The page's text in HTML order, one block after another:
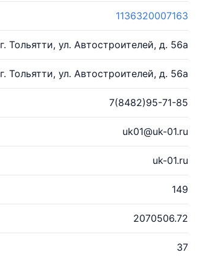
1136320007163
г. Тольятти, ул. Автостроителей, д. 56а
г. Тольятти, ул. Автостроителей, д. 56а
7(8482)95-71-85
uk01@uk-01.ru
uk-01.ru
149
2070506.72
37